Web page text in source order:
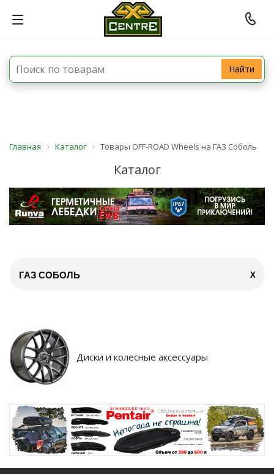
Найти
Главная Каталог Товары OFF-ROAD Wheels на ГАЗ Соболь
Каталог
ГАЗ СОБОЛЬ X
Диски и колесные аксессуары